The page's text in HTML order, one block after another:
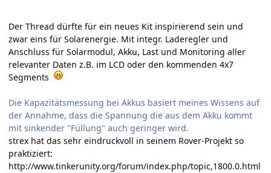
Der Thread dürfte für ein neues Kit inspirierend sein und
zwar eins für Solarenergie. Mit integr. Laderegler und
Anschluss für Solarmodul, Akku, Last und Monitoring aller
relevanter Daten z.B. im LCD oder den kommenden 4x7
Segments
Die Kapazitätsmessung bei Akkus basiert meines Wissens auf
der Annahme, dass die Spannung die aus dem Akku kommt
mit sinkender "Füllung" auch geringer wird.
strex hat das sehr eindruckvoll in seinem Rover-Projekt so
praktiziert:
http://www.tinkerunity.org/forum/index.php/topic,1800.0.html